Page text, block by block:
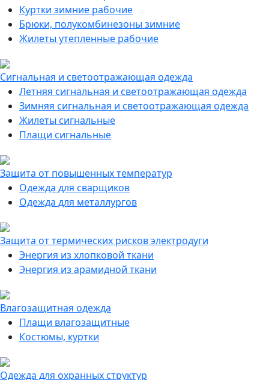
Куртки зимние рабочие
Брюки, полукомбинезоны зимние
Жилеты утепленные рабочие
Сигнальная и светоотражающая одежда
Летняя сигнальная и светоотражающая одежда
Зимняя сигнальная и светоотражающая одежда
Жилеты сигнальные
Плащи сигнальные
Защита от повышенных температур
Одежда для сварщиков
Одежда для металлургов
Защита от термических рисков электродуги
Энергия из хлопковой ткани
Энергия из арамидной ткани
Влагозащитная одежда
Плащи влагозащитные
Костюмы, куртки
Одежда для охранных структур